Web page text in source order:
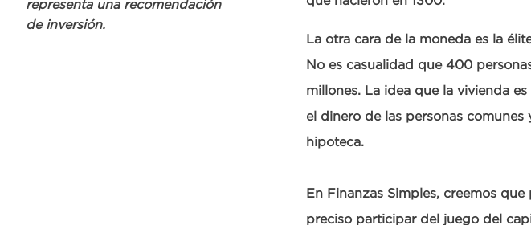
representa una recomendación
de inversión.
La otra cara de la moneda es la
No es casualidad que 400
millones. La idea que la vivienda
el dinero de las personas
hipoteca.
En Finanzas Simples, creemos
preciso participar del juego del